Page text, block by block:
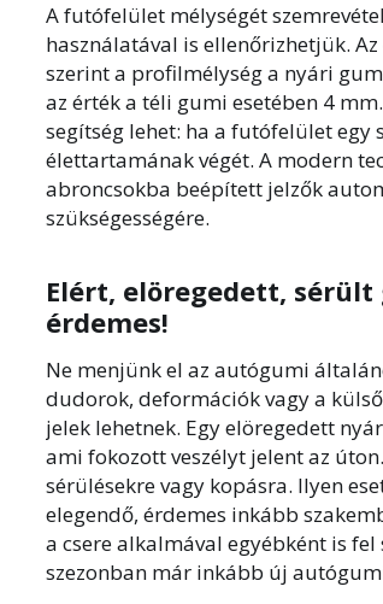
A futófelület mélységét
használatával is ellenőrizhetjük.
szerint a profilmélység a nyári
az érték a téli gumi esetében 4
segítség lehet: ha a futófelület egy
élettartamának végét. A modern
abroncsokba beépített jelzők
szükségességére.
Elért, elöregedett,
érdemes!
Ne menjünk el az autógumi
dudorok, deformációk vagy a
jelek lehetnek. Egy elöregedett
ami fokozott veszélyt jelent az
sérülésekre vagy kopásra. Ilyen
elegendő, érdemes inkább
a csere alkalmával egyébként is
szezonban már inkább új